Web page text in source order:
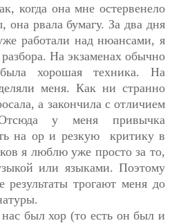
когда она мне остервенело
она рвала бумагу. За два дня
работали над нюансами, я
На экзаменах обычно
хорошая техника. На
меня. Как ни странно
а закончила с отличием
у меня привычка
на ор и резкую критику в
я люблю уже просто за то,
или языками. Поэтому
результаты трогают меня до
был хор (то есть он был и